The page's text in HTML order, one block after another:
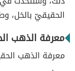
الحقيقيّ بالخل،
معرفة الذهب
معرفة الذهب